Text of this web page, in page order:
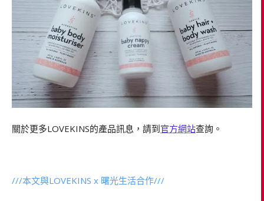
關於更多LOVEKINS的產品訊息，請到官方網站查詢。
///本文與LOVEKINS x 曙光生活合作///